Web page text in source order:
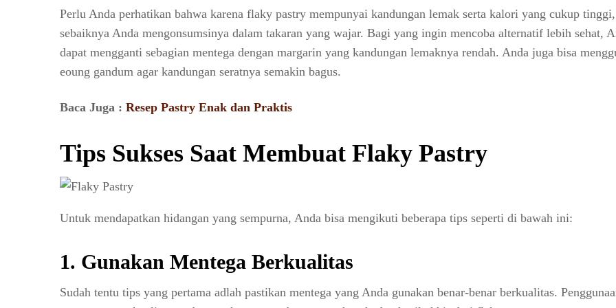
Perlu Anda perhatikan bahwa karena flaky pastry mempunyai kandungan lemak serta kalori yang cukup tinggi,
sebaiknya Anda mengonsumsinya dalam takaran yang wajar. Bagi yang ingin mencoba alternatif lebih sehat,
dapat mengganti sebagian mentega dengan margarin yang kandungan lemaknya rendah. Anda juga bisa
eoung gandum agar kandungan seratnya semakin bagus.
Baca Juga : Resep Pastry Enak dan Praktis
Tips Sukses Saat Membuat Flaky Pastry
Untuk mendapatkan hidangan yang sempurna, Anda bisa mengikuti beberapa tips seperti di bawah ini:
1. Gunakan Mentega Berkualitas
Sudah tentu tips yang pertama adlah pastikan mentega yang Anda gunakan benar-benar berkualitas.